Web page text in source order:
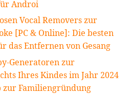
Androi
Vocal Removers zur
[PC & Online]: Die besten
das Entfernen von Gesang
Generatoren zur
Ihres Kindes im Jahr 2024
zur Familiengründung